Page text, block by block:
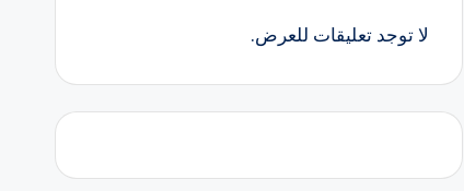
لا توجد تعليقات للعرض.